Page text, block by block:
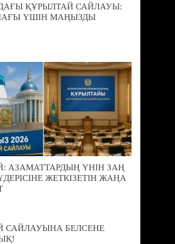
ҚҰРЫЛТАЙ САЙЛАУЫ:
ҮШІН МАҢЫЗДЫ
АЗАМАТТАРДЫҢ ҮНІН ЗАҢ
ЖЕТКІЗЕТІН ЖАҢА
САЙЛАУЫНА БЕЛСЕНЕ